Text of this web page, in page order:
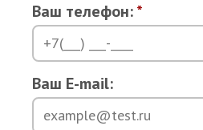
Ваш телефон:*
Ваш E-mail: